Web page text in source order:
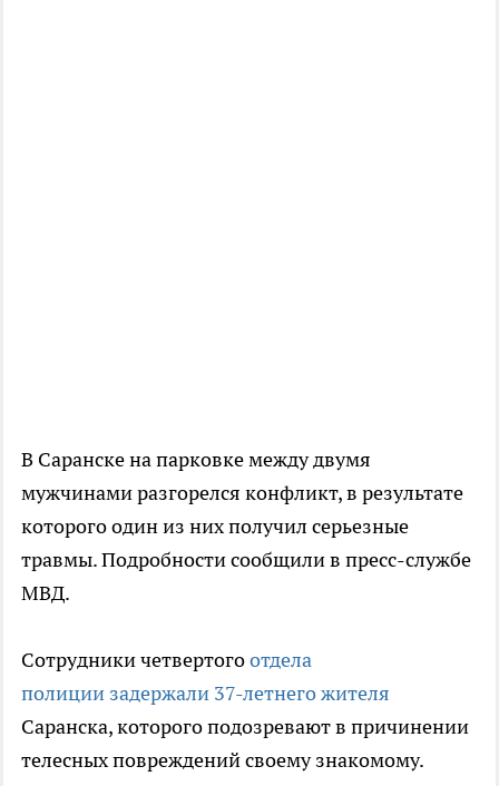
В Саранске на парковке между двумя
мужчинами разгорелся конфликт, в результате
которого один из них получил серьезные
травмы. Подробности сообщили в пресс-службе
МВД.
Сотрудники четвертогоотдела
полиции задержали 37-летнего жителя
Саранска, которого подозревают в причинении
телесных повреждений своему знакомому.